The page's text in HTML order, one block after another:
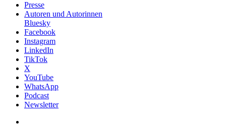
Presse
Autoren und Autorinnen
Bluesky
Facebook
Instagram
LinkedIn
TikTok
X
YouTube
WhatsApp
Podcast
Newsletter